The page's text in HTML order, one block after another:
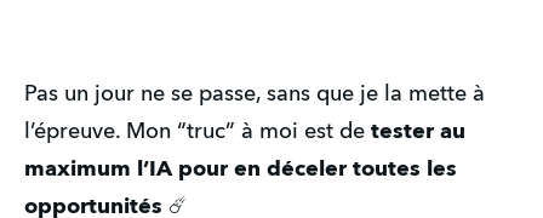
Pas un jour ne se passe, sans que je la mette à
l’épreuve. Mon “truc” à moi est de tester au
maximum l’IA pour en déceler toutes les
opportunités ☄️